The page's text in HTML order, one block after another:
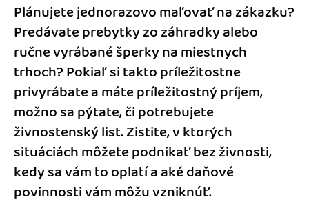
Plánujete jednorazovo maľovať na zákazku?
Predávate prebytky zo záhradky alebo
ručne vyrábané šperky na miestnych
trhoch? Pokiaľ si takto príležitostne
privyrábate a máte príležitostný príjem,
možno sa pýtate, či potrebujete
živnostenský list. Zistite, v ktorých
situáciách môžete podnikať bez živnosti,
kedy sa vám to oplatí a aké daňové
povinnosti vám môžu vzniknúť.